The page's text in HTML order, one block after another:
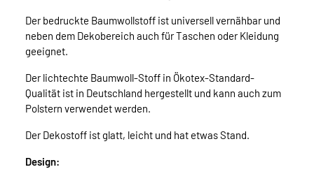
Der bedruckte Baumwollstoff ist universell vernähbar und
neben dem Dekobereich auch für Taschen oder Kleidung
geeignet.
Der lichtechte Baumwoll-Stoff in Ökotex-Standard-
Qualität ist in Deutschland hergestellt und kann auch zum
Polstern verwendet werden.
Der Dekostoff ist glatt, leicht und hat etwas Stand.
Design: